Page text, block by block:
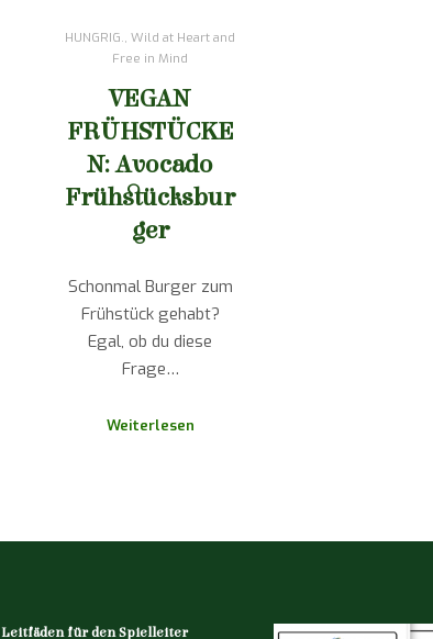
HUNGRIG.,Wild at Heart and
Free in Mind
VEGAN
FRÜHSTÜCKE
N: Avocado
Frühstücksbur
ger
Schonmal Burger zum
Frühstück gehabt?
Egal, ob du diese
Frage…
Weiterlesen
Leitfäden für den Spielleiter